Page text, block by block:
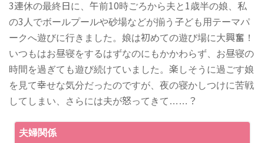
3連休の最終日に、午前10時ごろから夫と1歳半の娘、私
の3人でボールプールや砂場などが揃う子ども用テーマパ
ークへ遊びに行きました。娘は初めての遊び場に大興奮！
いつもはお昼寝をするはずなのにもかかわらず、お昼寝の
時間を過ぎても遊び続けていました。楽しそうに過ごす娘
を見て幸せな気分だったのですが、夜の寝かしつけに苦戦
してしまい、さらには夫が怒ってきて……？
夫婦関係